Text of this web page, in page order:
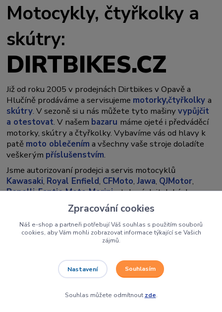
Motocykly, čtyřkolky a
skútry:
DIRTBIKES.CZ
Již od roku 2005 v prodejnách Dirtbikes v Opavě a
Hlučíně prodáváme a servisujeme motorky,čtyřkolkya
skútry. V sezoně si u nás můžete tyto mašinyvypůjčit
a otestovat. V našem bazaru máme ojeté i předváděcí
motorky, skútry a čtyřkolky. Vybavíme vás od hlavy k
patě moto oblečením a všechny vaše stroje doladíte
veškerým příslušenstvím.
Jsme autorizovaní prodejci a servis motocyklů
Kawasaki, Royal Enfield, CFMoto,Jawa, QJMotor,
Benelli,Fantic,Moto Morini, stylových italských
Piaggio a Aprilia,
francouzských
a taiwanských značekKymco
Zpracování cookies
Náš e-shop a partneři potřebují Váš souhlas s použitím souborů
cookies, aby Vám mohli zobrazovat informace týkající se Vašich
zájmů.
Nastavení Souhlasím
Souhlas můžete odmítnout zde.